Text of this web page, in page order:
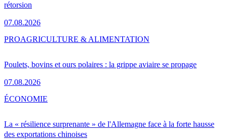
rétorsion
07.08.2026
Poulets, bovins et ours polaires : la grippe aviaire se propage
07.08.2026
PROAGRICULTURE & ALIMENTATION
La « résilience surprenante » de l'Allemagne face à la forte hausse
des exportations chinoises
ÉCONOMIE